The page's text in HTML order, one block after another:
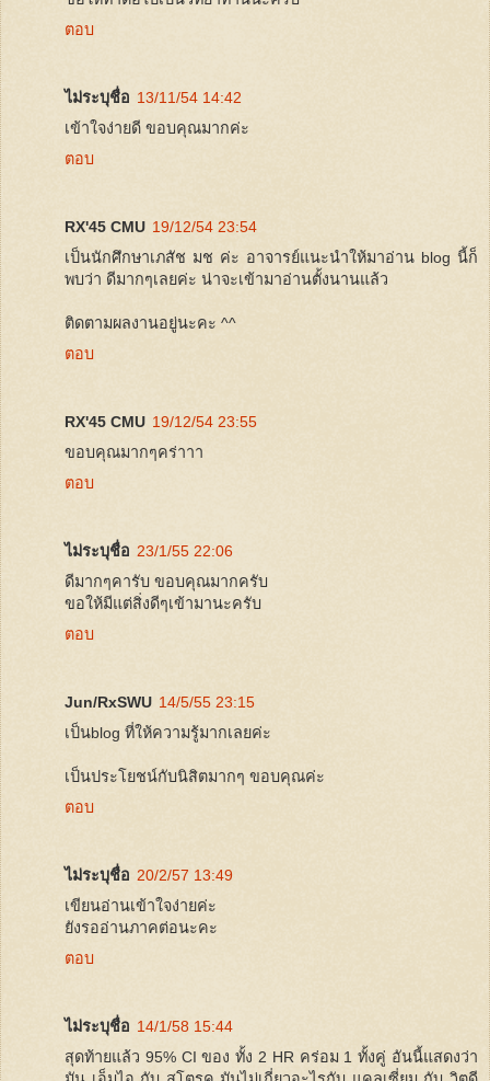
ตอบ
ไม่ระบุชื่อ 13/11/54 14:42
เข้าใจง่ายดี ขอบคุณมากค่ะ
ตอบ
RX'45 CMU 19/12/54 23:54
เป็นนักศึกษาเภสัช มช ค่ะ อาจารย์แนะนำให้มาอ่าน blog นี้ก็
พบว่า ดีมากๆเลยค่ะ น่าจะเข้ามาอ่านตั้งนานแล้ว
ติดตามผลงานอยู่นะคะ ^^
ตอบ
RX'45 CMU 19/12/54 23:55
ขอบคุณมากๆคร่าาา
ตอบ
ไม่ระบุชื่อ 23/1/55 22:06
ดีมากๆคารับ ขอบคุณมากครับ
ขอให้มีแต่สิ่งดีๆเข้ามานะครับ
ตอบ
Jun/RxSWU 14/5/55 23:15
เป็นblog ที่ให้ความรู้มากเลยค่ะ
เป็นประโยชน์กับนิสิตมากๆ ขอบคุณค่ะ
ตอบ
ไม่ระบุชื่อ 20/2/57 13:49
เขียนอ่านเข้าใจง่ายค่ะ
ยังรออ่านภาคต่อนะคะ
ตอบ
ไม่ระบุชื่อ 14/1/58 15:44
สุดท้ายแล้ว 95% CI ของ ทั้ง 2 HR คร่อม 1 ทั้งคู่ อันนี้แสดงว่า